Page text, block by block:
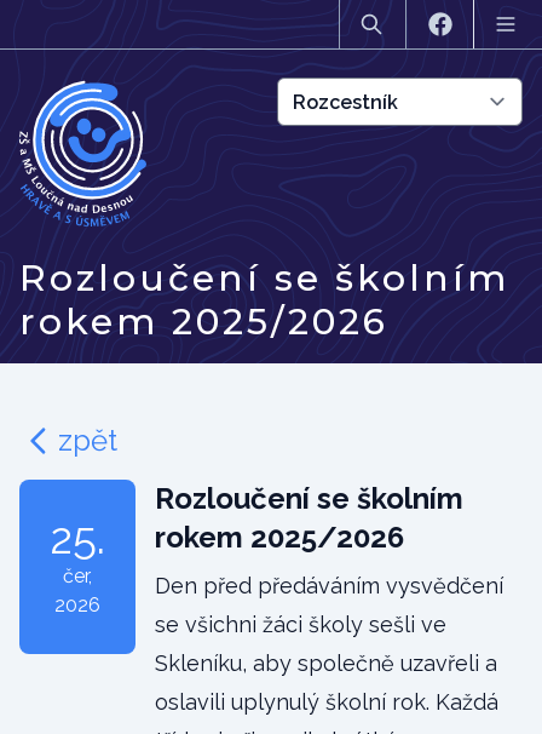
Rozloučení se školním
rokem 2025/2026
zpět
25.
čer,
2026
Rozloučení se školním
rokem 2025/2026
Den před předáváním vysvědčení
se všichni žáci školy sešli ve
Skleníku, aby společně uzavřeli a
oslavili uplynulý školní rok. Každá